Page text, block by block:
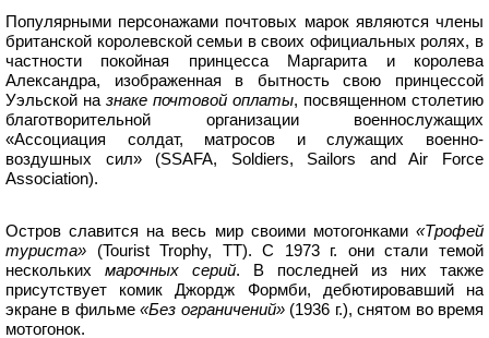
Популярными персонажами почтовых марок являются члены
британской королевской семьи в своих официальных ролях, в
частности покойная принцесса Маргарита и королева
Александра, изображенная в бытность свою принцессой
Уэльской на знаке почтовой оплаты, посвященном столетию
благотворительной организации военнослужащих
«Ассоциация солдат, матросов и служащих военно-
воздушных сил» (SSAFA, Soldiers, Sailors and Air Force
Association).
Остров славится на весь мир своими мотогонками «Трофей
туриста» (Tourist Trophy, TT). С 1973 г. они стали темой
нескольких марочных серий. В последней из них также
присутствует комик Джордж Формби, дебютировавший на
экране в фильме«Без ограничений»(1936 г.), снятом во время
мотогонок.